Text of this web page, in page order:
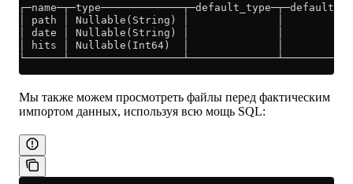
│ path │ Nullable(String) │              │
│ date │ Nullable(String) │              │
│ hits │ Nullable(Int64)  │              │
Мы также можем просмотреть файлы перед фактическим
импортом данных, используя всю мощь SQL: